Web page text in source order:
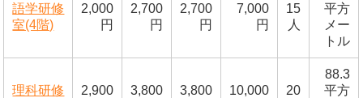
語学研修
室(4階)
2,000
円
2,700
円
2,700
円
7,000
円
15
人
平方
メー
トル
理科研修
2,900
3,800
3,800
10,000
20
88.3
平方